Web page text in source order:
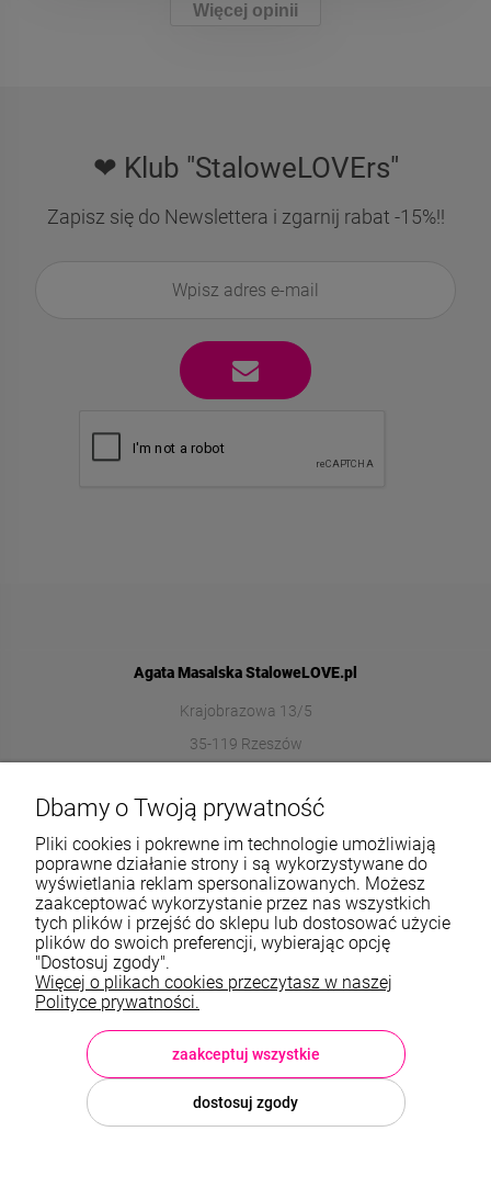
Więcej opinii
❤ Klub "StaloweLOVErs"
Zapisz się do Newslettera i zgarnij rabat -15%!!
Agata Masalska StaloweLOVE.pl
Krajobrazowa 13/5
35-119 Rzeszów
572989669
Informacje
O nas
TWOJE KONTO
Sklep: StaloweLOVE, Krajobrazowa 13/5, 35-119 Rzeszów, woj.
podkarpackie, NIP: 8133612433, tel.:572 989 669
sklep@stalowelove.com.pl
Dbamy o Twoją prywatność
Pliki cookies i pokrewne im technologie umożliwiają
poprawne działanie strony i są wykorzystywane do
wyświetlania reklam spersonalizowanych. Możesz
zaakceptować wykorzystanie przez nas wszystkich
tych plików i przejść do sklepu lub dostosować użycie
plików do swoich preferencji, wybierając opcję
"Dostosuj zgody".
Więcej o plikach cookies przeczytasz w naszej
Polityce prywatności.
dostosuj zgody
zaakceptuj wszystkie